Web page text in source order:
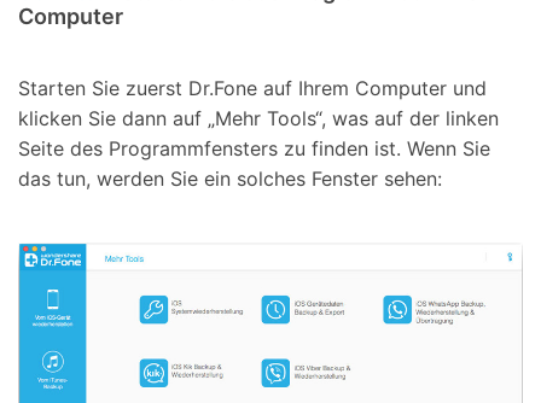
Computer
Starten Sie zuerst Dr.Fone auf Ihrem Computer und
klicken Sie dann auf „Mehr Tools“, was auf der linken
Seite des Programmfensters zu finden ist. Wenn Sie
das tun, werden Sie ein solches Fenster sehen: